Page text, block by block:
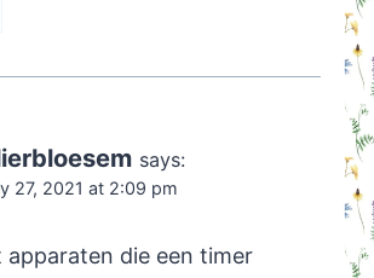
says:
27, 2021 at 2:09 pm
apparaten die een timer